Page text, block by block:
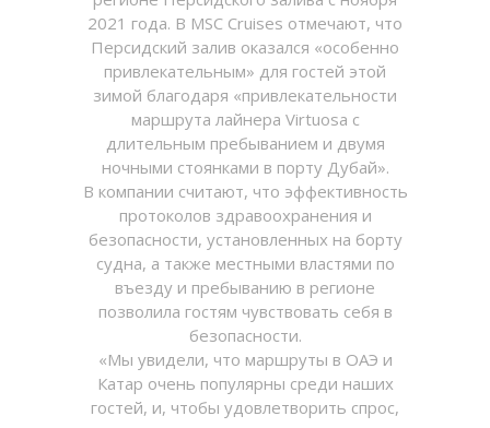
2021 года. В MSC Cruises отмечают, что
Персидский залив оказался «особенно
привлекательным» для гостей этой
зимой благодаря «привлекательности
маршрута лайнера Virtuosa с
длительным пребыванием и двумя
ночными стоянками в порту Дубай».
В компании считают, что эффективность
протоколов здравоохранения и
безопасности, установленных на борту
судна, а также местными властями по
въезду и пребыванию в регионе
позволила гостям чувствовать себя в
безопасности.
«Мы увидели, что маршруты в ОАЭ и
Катар очень популярны среди наших
гостей, и, чтобы удовлетворить спрос,